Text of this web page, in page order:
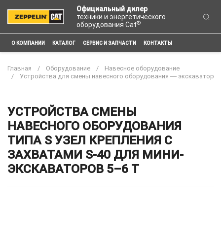
Официальный дилер
техники и энергетического
оборудования Cat®
О КОМПАНИИ КАТАЛОГ СЕРВИС И ЗАПЧАСТИ КОНТАКТЫ
Главная Оборудование
Навесное оборудование
Устройства для смены навесного оборудования ― экскаватор
УСТРОЙСТВА СМЕНЫ
НАВЕСНОГО ОБОРУДОВАНИЯ
ТИПА S УЗЕЛ КРЕПЛЕНИЯ С
ЗАХВАТАМИ S-40 ДЛЯ МИНИ-
ЭКСКАВАТОРОВ 5–6 Т